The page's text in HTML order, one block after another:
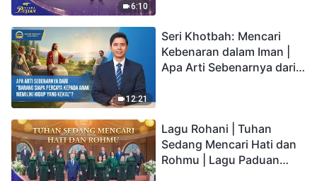
6:10
12:21
Seri Khotbah: Mencari
Kebenaran dalam Iman |
Apa Arti Sebenarnya dari
Lagu Rohani | Tuhan
Sedang Mencari Hati dan
Rohmu | Lagu Paduan